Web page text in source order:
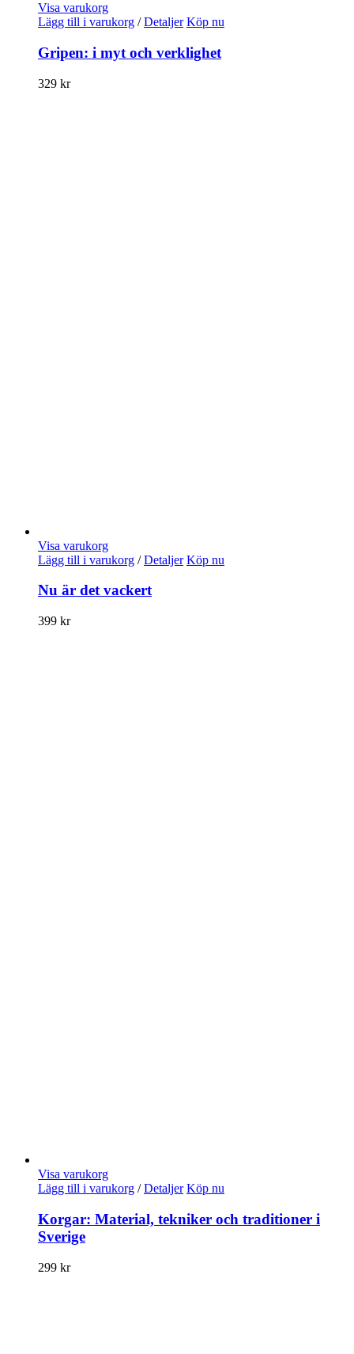
Visa varukorg
Lägg till i varukorg / Detaljer Köp nu
Gripen: i myt och verklighet
329 kr
Visa varukorg
Lägg till i varukorg / Detaljer Köp nu
Nu är det vackert
399 kr
Visa varukorg
Lägg till i varukorg / Detaljer Köp nu
Korgar: Material, tekniker och traditioner i
Sverige
299 kr